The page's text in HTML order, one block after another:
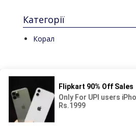
Категорії
Корал